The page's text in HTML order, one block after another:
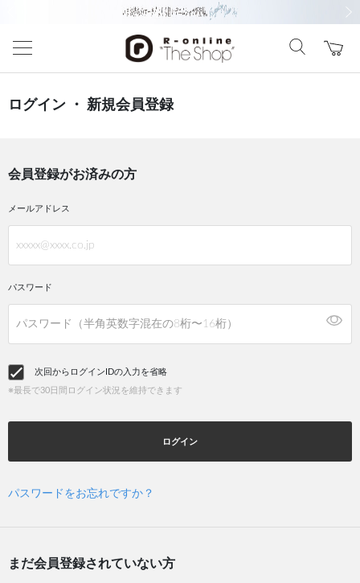
ログイン ・ 新規会員登録
会員登録がお済みの方
メールアドレス
パスワード
次回からログインIDの入力を省略
※最長で30日間ログイン状況を維持できます
ログイン
パスワードをお忘れですか？
まだ会員登録されていない方